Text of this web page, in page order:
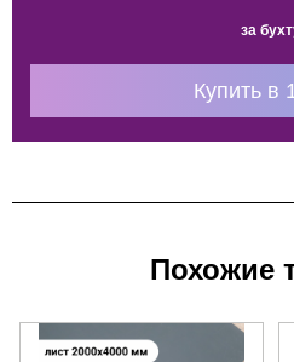
за
Купить в
Похожие